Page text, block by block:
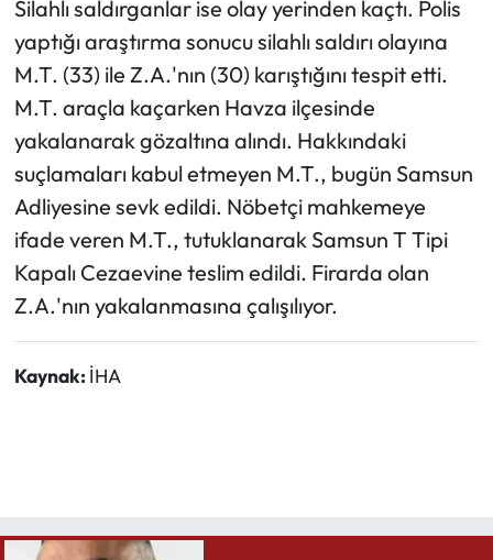
Silahlı saldırganlar ise olay yerinden kaçtı. Polis
yaptığı araştırma sonucu silahlı saldırı olayına
M.T. (33) ile Z.A.'nın (30) karıştığını tespit etti.
M.T. araçla kaçarken Havza ilçesinde
yakalanarak gözaltına alındı. Hakkındaki
suçlamaları kabul etmeyen M.T., bugün Samsun
Adliyesine sevk edildi. Nöbetçi mahkemeye
ifade veren M.T., tutuklanarak Samsun T Tipi
Kapalı Cezaevine teslim edildi. Firarda olan
Z.A.'nın yakalanmasına çalışılıyor.
Kaynak: İHA
Teknoloji